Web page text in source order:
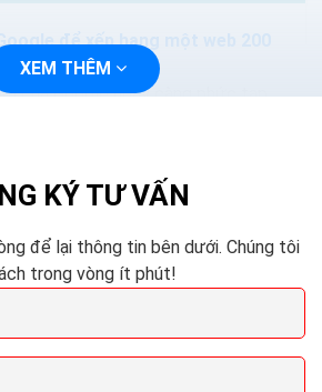
để xếp hạng một web 200
của Google ngày càng phức tạp
XEM THÊM
KÝ TƯ VẤN
để lại thông tin bên dưới. Chúng tôi
trong vòng ít phút!